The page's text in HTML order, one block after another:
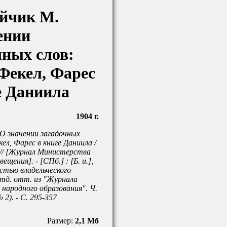
М.
слов:
Фарес
Даниила
1904 г.
значении загадочных
Фарес в книге Даниила /
[Журнал Министерства
- [СПб.] : [Б. и.],
владельческого
отт. из "Журнала
образования". Ч.
2). - С. 295-357
Размер: 2,1 Мб